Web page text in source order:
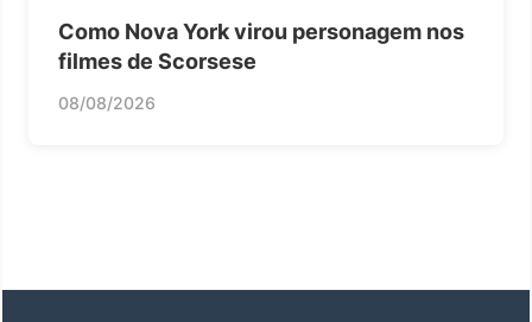
Como Nova York virou personagem nos
filmes de Scorsese
08/08/2026